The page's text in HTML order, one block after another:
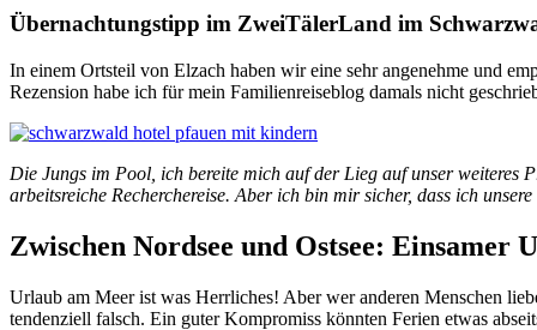
Übernachtungstipp im ZweiTälerLand im
In einem Ortsteil von Elzach haben wir eine sehr angenehme und
Rezension habe ich für mein Familienreiseblog damals nicht
Die Jungs im Pool, ich bereite mich auf der Lieg auf unser weiteres
arbeitsreiche Recherchereise. Aber ich bin mir sicher, dass ich
Zwischen Nordsee und Ostsee: Einsamer
Urlaub am Meer ist was Herrliches! Aber wer anderen Menschen
tendenziell falsch. Ein guter Kompromiss könnten Ferien etwas